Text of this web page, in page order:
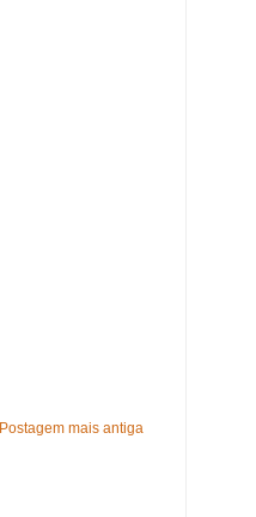
Postagem mais antiga